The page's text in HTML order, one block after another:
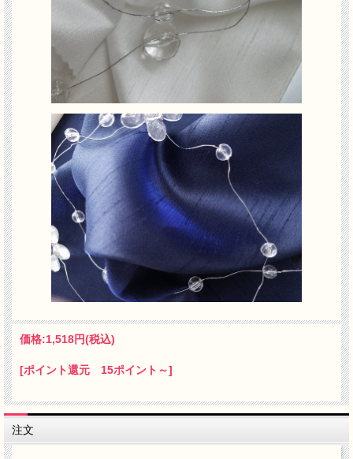
価格:1,518円(税込)
[ポイント還元 15ポイント～]
注文